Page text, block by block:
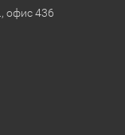
офис 436